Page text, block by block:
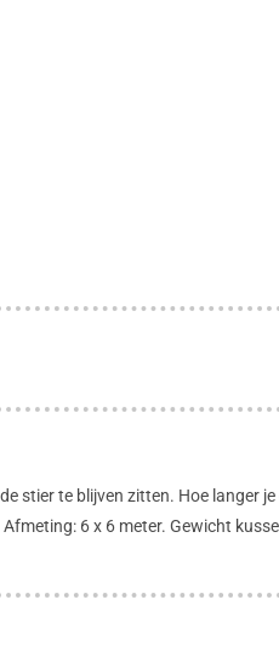
stier te blijven zitten. Hoe langer
6 x 6 meter. Gewicht